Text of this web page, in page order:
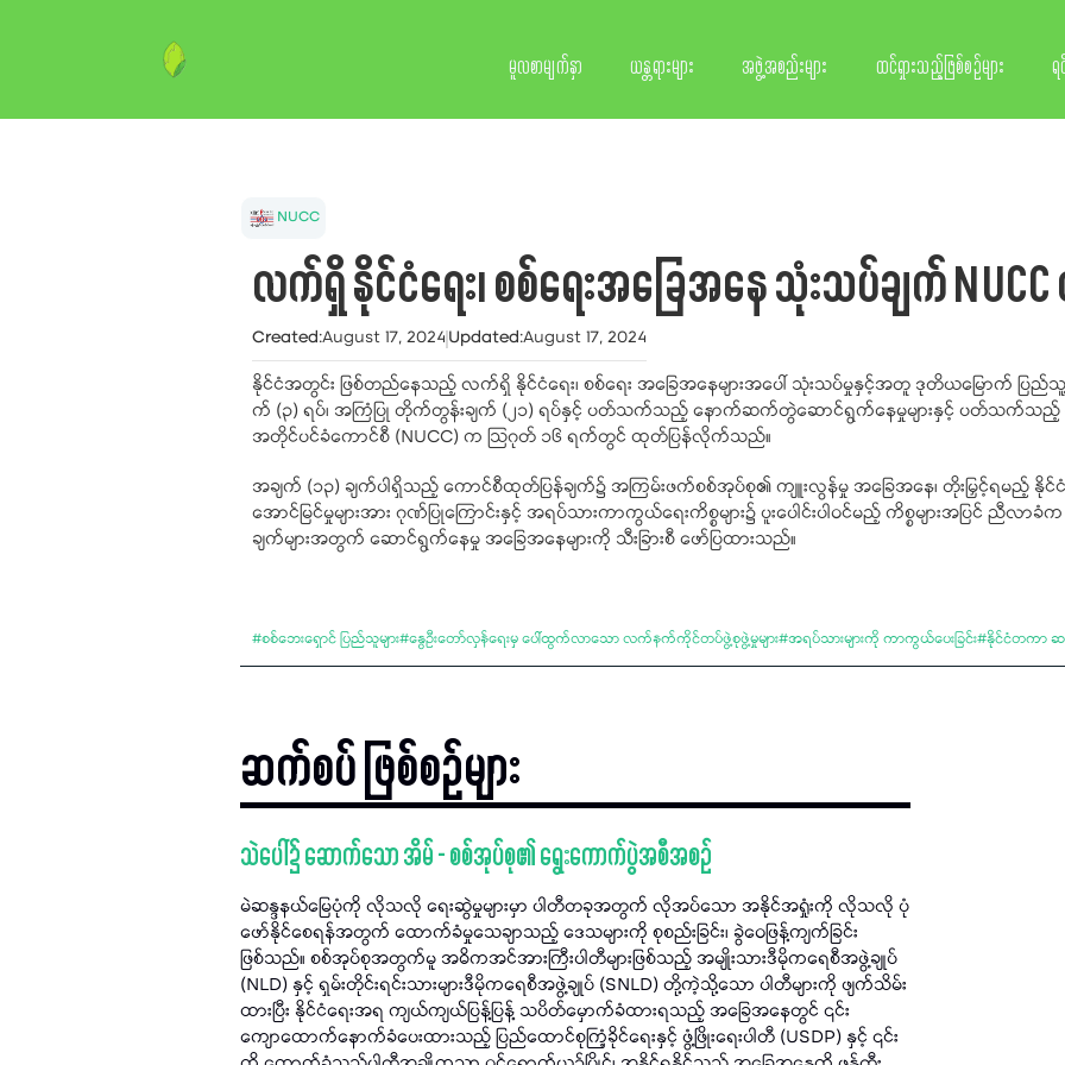
မူလစာမျက်နှာ ယန္တရားများ အဖွဲ့အစည်းများ ထင်ရှားသည့်ဖြစ်စဉ်များ ရ
NUCC
လက်ရှိ နိုင်ငံရေး၊ စစ်ရေးအခြေအနေ သုံးသပ်ချက်
Created:August 17, 2024Updated:August 17, 2024
နိုင်ငံအတွင်း ဖြစ်တည်နေသည့် လက်ရှိ နိုင်ငံရေး၊ စစ်ရေး အခြေအနေများအပေါ် သုံးသပ်မှုနှင့်အတူ ဒုတိယမြောက် ပြ
က် (၃) ရပ်၊ အကြံပြု တိုက်တွန်းချက် (၂၁) ရပ်နှင့် ပတ်သက်သည့် နောက်ဆက်တွဲဆောင်ရွက်နေမှုများနှင့် ပတ်သက်သည့်
အတိုင်ပင်ခံကောင်စီ (NUCC) က သြဂုတ် ၁၆ ရက်တွင် ထုတ်ပြန်လိုက်သည်။
အချက် (၁၃) ချက်ပါရှိသည့် ကောင်စီထုတ်ပြန်ချက်၌ အကြမ်းဖက်စစ်အုပ်စု၏ ကျူးလွန်မှု အခြေအနေ၊ တိုးမြှင့်ရမည့် နို
အောင်မြင်မှုများအား ဂုဏ်ပြုကြောင်းနှင့် အရပ်သားကာကွယ်ရေးကိစ္စများ၌ ပူးပေါင်းပါဝင်မည့် ကိစ္စများအပြင် ညီ
ချက်များအတွက် ဆောင်ရွက်နေမှု အခြေအနေများကို သီးခြားစီ ဖော်ပြထားသည်။
#စစ်ဘေးရှောင် ပြည်သူများ#နွေဦးတော်လှန်ရေးမှ ပေါ်ထွက်လာသော လက်နက်ကိုင်တပ်ဖွဲ့စုဖွဲ့မှုများ#အရပ်သားများကို ကာကွယ်ပေးခြင်း#နိုင်ငံတကာ
ဆက်စပ် ဖြစ်စဉ်များ
သဲပေါ်၌ ဆောက်သော အိမ် - စစ်အုပ်စု၏ ရွေးကောက်ပွဲအစီအစဉ်
မဲဆန္ဒနယ်မြေပုံကို လိုသလို​ ရေးဆွဲမှုများမှာ ပါတီတခုအတွက် လိုအပ်သော အနိုင်အရှုံးကို လိုသလို ပုံ
ဖော်နိုင်စေရန်အတွက် ထောက်ခံမှုသေချာသည့် ဒေသများကို စုစည်းခြင်း၊ ခွဲဝေဖြန့်ကျက်ခြင်း
ဖြစ်သည်။ စစ်အုပ်စုအတွက်မူ အဓိကအင်အားကြီးပါတီများဖြစ်သည့်​ အမျိုးသားဒီမိုကရေစီအဖွဲ့ချုပ်
(NLD) နှင့် ရှမ်းတိုင်းရင်းသားများဒီမိုကရေစီအဖွဲ့ချုပ် (SNLD) တို့ကဲ့သို့သော ပါတီများကို ဖျက်သိမ်း
ထားပြီး နိုင်ငံရေးအရ ကျယ်ကျယ်ပြန့်ပြန့် သပိတ်မှောက်ခံထားရသည့် အခြေအနေတွင် ၎င်း
ကျောထောက်နောက်ခံပေးထားသည့် ပြည်ထောင်စုကြံ့ခိုင်ရေးနှင့် ဖွံ့ဖြိုးရေးပါတီ (USDP) နှင့် ၎င်း